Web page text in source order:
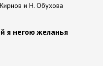
и Н. Обухова
я негою желанья